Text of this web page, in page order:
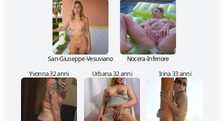
San-Giuseppe-Vesuviano
Nocera-Inferiore
Yvonna 32 anni
Urbana 32 anni Irina 33 anni